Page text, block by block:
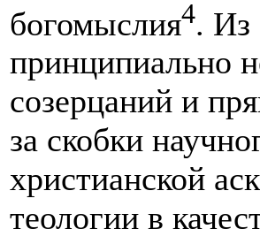
богомыслия4. Из
принципиально
созерцаний и
за скобки
христианской
теологии в